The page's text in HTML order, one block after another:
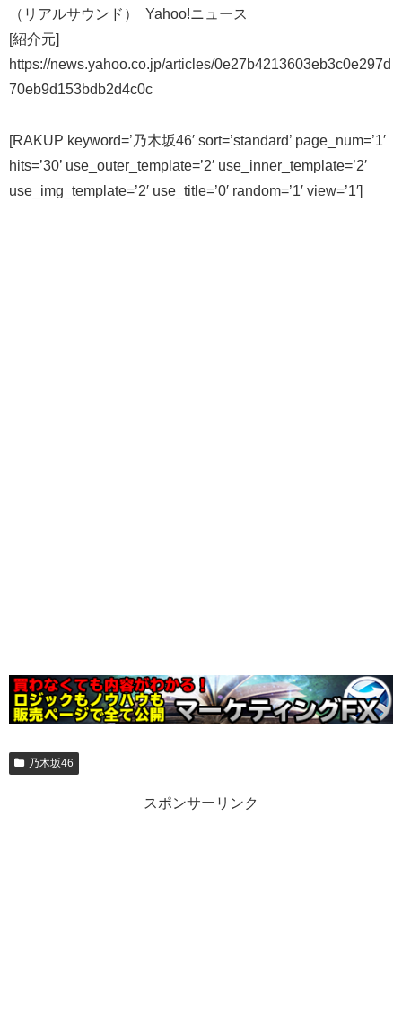
（リアルサウンド） Yahoo!ニュース
[紹介元]
https://news.yahoo.co.jp/articles/0e27b4213603eb3c0e297d
70eb9d153bdb2d4c0c
[RAKUP keyword=’乃木坂46′ sort=’standard’ page_num=’1′
hits=’30’ use_outer_template=’2′ use_inner_template=’2′
use_img_template=’2′ use_title=’0′ random=’1′ view=’1′]
乃木坂46
スポンサーリンク